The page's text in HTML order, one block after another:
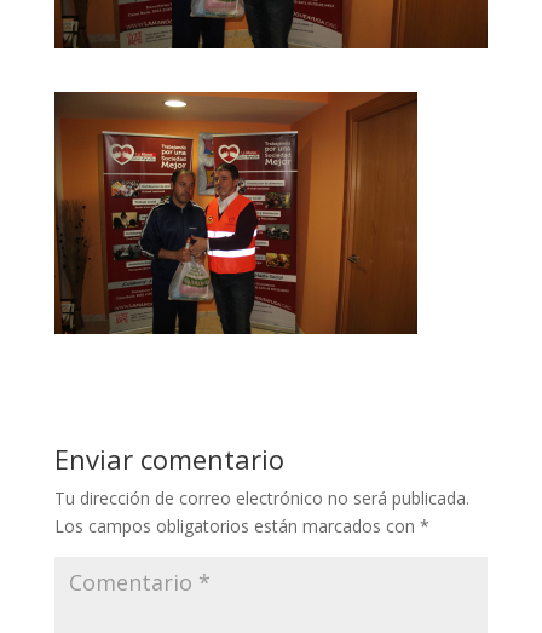
Enviar comentario
Tu dirección de correo electrónico no será publicada.
Los campos obligatorios están marcados con *